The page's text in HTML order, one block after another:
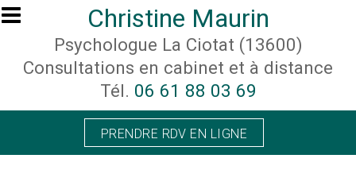
Aller au contenu principalChristine Maurin
Psychologue La Ciotat (13600)
Consultations en cabinet et à distance
Tél. 06 61 88 03 69
PRENDRE RDV EN LIGNE